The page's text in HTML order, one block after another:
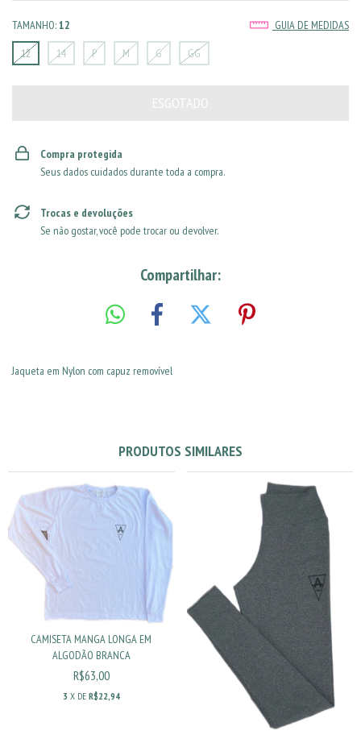
TAMANHO:12
GUIA DE MEDIDAS
12
14 P M G GG
Compra protegida
Seus dados cuidados durante toda a compra.
Trocas e devoluções
Se não gostar, você pode trocar ou devolver.
Compartilhar:
Jaqueta em Nylon com capuz removível
PRODUTOS SIMILARES
CAMISETA MANGA LONGA EM
ALGODÃO BRANCA
R$63,00
3 X DE R$22,94